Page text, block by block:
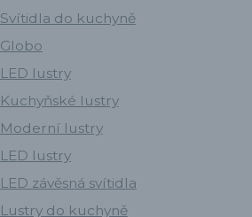
Svítidla do kuchyně
Globo
LED lustry
Kuchyňské lustry
Moderní lustry
LED lustry
LED závěsná svítidla
Lustry do kuchyně